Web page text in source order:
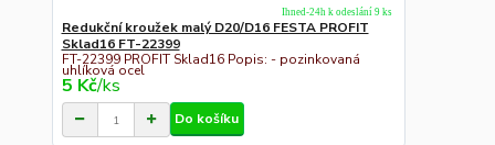
Redukční kroužek malý D20/D16 FESTA PROFIT
Sklad16 FT-22399
FT-22399 PROFIT Sklad16 Popis: - pozinkovaná
uhlíková ocel
5 Kč/ks
Ihned-24h k odeslání 9 ks
Do košíku